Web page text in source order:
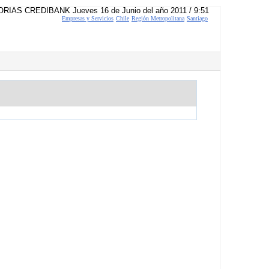
Empresas y Servicios Chile Región Metropolitana Santiago
CREDIBANK Jueves 16 de Junio del año 2011 / 9:51